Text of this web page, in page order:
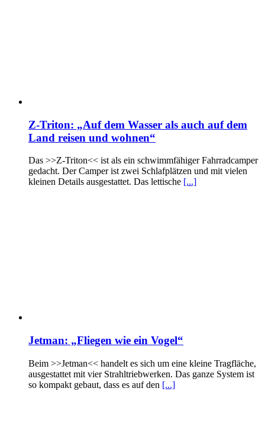
Z-Triton: „Auf dem Wasser als auch auf dem
Land reisen und wohnen“
Das >>Z-Triton<< ist als ein schwimmfähiger Fahrradcamper
gedacht. Der Camper ist zwei Schlafplätzen und mit vielen
kleinen Details ausgestattet. Das lettische [...]
Jetman: „Fliegen wie ein Vogel“
Beim >>Jetman<< handelt es sich um eine kleine Tragfläche,
ausgestattet mit vier Strahltriebwerken. Das ganze System ist
so kompakt gebaut, dass es auf den [...]